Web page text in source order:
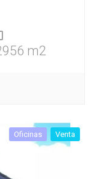
m2
Oficinas Venta